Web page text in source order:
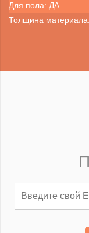
Для пола: ДА
Толщина